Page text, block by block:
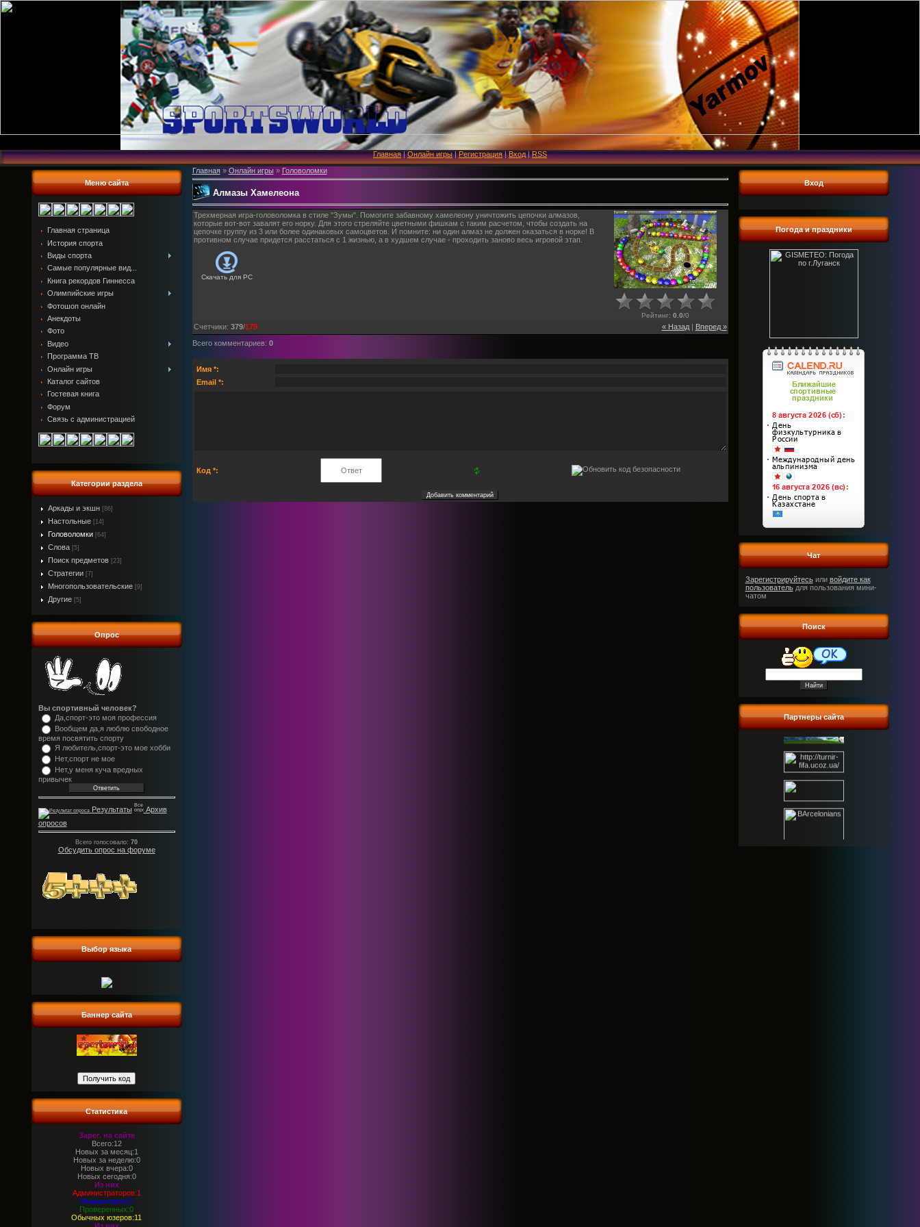
Главная|Онлайн игры|Регистрация|Вход|RSS
Меню сайта
Главная страница
История спорта
Виды спорта
Самые популярные вид...
Книга рекордов Гиннесса
Олимпийские игры
Фотошоп онлайн
Анекдоты
Фото
Видео
Программа ТВ
Онлайн игры
Каталог сайтов
Гостевая книга
Форум
Связь с администрацией
Категории раздела
Аркады и экшн [86]
Настольные [14]
Головоломки [64]
Слова [5]
Поиск предметов [23]
Стратегии [7]
Многопользовательские [9]
Другие [5]
Опрос
Вы спортивный человек?
Да,спорт-это моя профессия
Вообщем да,я люблю свободное
время посвятить спорту
Я любитель,спорт-это мое хобби
Нет,спорт не мое
Нет,у меня куча вредных
привычек
Результаты
Архив
опросов
Всего голосовало: 70
Обсудить опрос на форуме
Выбор языка
Баннер сайта
Статистика
Зарег. на сайте
Всего:12
Новых за месяц:1
Новых за неделю:0
Новых вчера:0
Новых сегодня:0
Из них
Администраторов:1
Модераторов:0
Проверенных:0
Обычных юзеров:11
Главная» Онлайн игры» Головоломки
Алмазы Хамелеона
Трехмерная игра-головоломка в стиле "Зумы". Помогите забавному хамелеону уничтожить цепочки алмазов,
которые вот-вот завалят его норку. Для этого стреляйте цветными фишкам с таким расчетом, чтобы создать на
цепочке группу из 3 или более одинаковых самоцветов. И помните: ни один алмаз не должен оказаться в норке! В
противном случае придется расстаться с 1 жизнью, а в худшем случае - проходить заново весь игровой этап.
Скачать дляPC
Рейтинг: 0.0/0
« Назад| Вперед »
Счетчики: 379/179
Всего комментариев: 0
Имя *:
Email *:
Код *:
Вход
Погода и праздники
Чат
Зарегистрируйтесьили войдите как
пользовательдля пользования мини-
чатом
Поиск
Партнеры сайта